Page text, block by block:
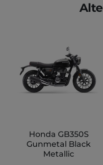
Honda GB350S
Gunmetal Black
Metallic